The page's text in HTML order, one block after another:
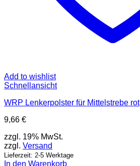
Add to wishlist
Schnellansicht
WRP Lenkerpolster für Mittelstrebe rot
9,66 €
zzgl. 19% MwSt.
zzgl. Versand
Lieferzeit: 2-5 Werktage
In den Warenkorb